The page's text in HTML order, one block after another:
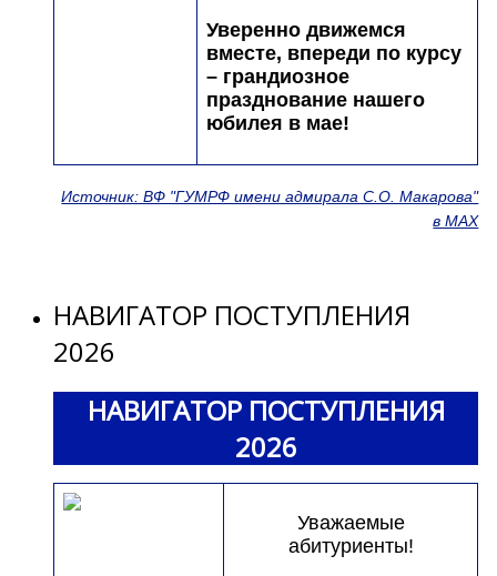
Уверенно движемся
вместе, впереди по курсу
– грандиозное
празднование нашего
юбилея в мае!
Источник: ВФ "ГУМРФ имени адмирала С.О. Макарова"
в МАХ
НАВИГАТОР ПОСТУПЛЕНИЯ
2026
НАВИГАТОР ПОСТУПЛЕНИЯ
2026
Уважаемые
абитуриенты!